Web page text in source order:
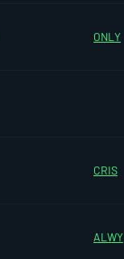
ONLY
CRIS
ALWY